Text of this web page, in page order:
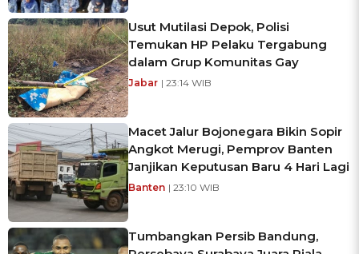
Usut Mutilasi Depok, Polisi
Temukan HP Pelaku Tergabung
dalam Grup Komunitas Gay
Jabar | 23:14 WIB
Macet Jalur Bojonegara Bikin Sopir
Angkot Merugi, Pemprov Banten
Janjikan Keputusan Baru 4 Hari Lagi
Banten | 23:10 WIB
Tumbangkan Persib Bandung,